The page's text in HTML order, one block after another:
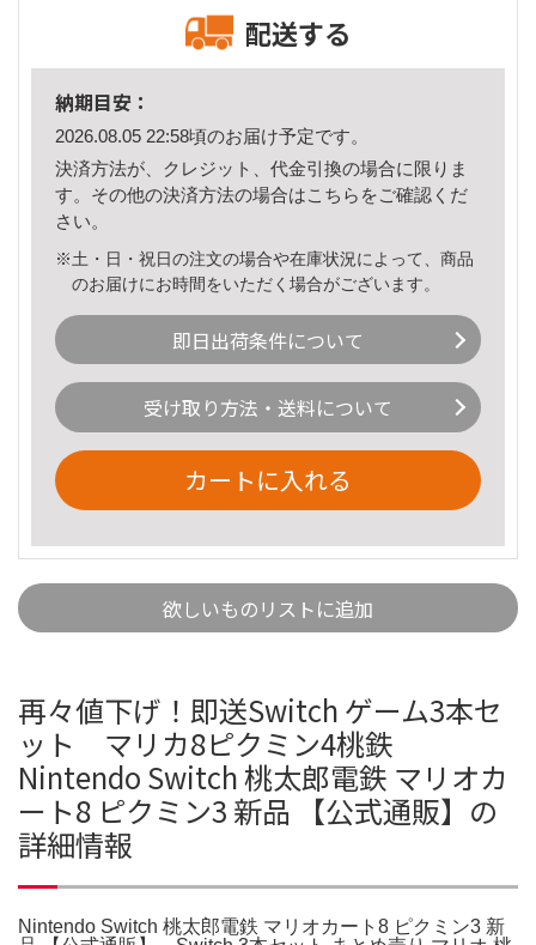
配送する
納期目安：
2026.08.05 22:58頃のお届け予定です。
決済方法が、クレジット、代金引換の場合に限りま
す。その他の決済方法の場合はこちら をご確認くだ
さい。
※土・日・祝日の注文の場合や在庫状況によって、商品
のお届けにお時間をいただく場合がございます。
即日出荷条件について
受け取り方法・送料について
カートに入れる
欲しいものリストに追加
再々値下げ！即送Switch ゲーム3本セ
ット マリカ8ピクミン4桃鉄
Nintendo Switch 桃太郎電鉄 マリオカ
ート8 ピクミン3 新品 【公式通販】の
詳細情報
Nintendo Switch 桃太郎電鉄 マリオカート8 ピクミン3 新